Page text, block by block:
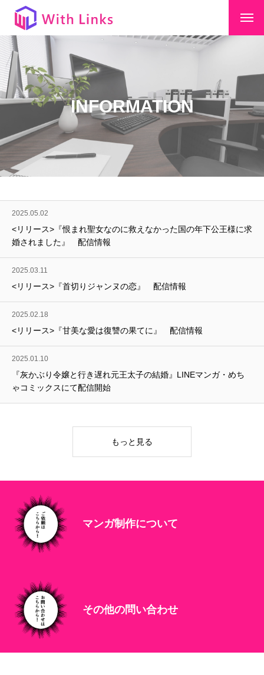
HOME
ABOUT US
CONTACT
INFORMATION
2025.05.02
<リリース>『恨まれ聖女なのに救えなかった国の年下公王様に求
婚されました』 配信情報
2025.03.11
<リリース>『首切りジャンヌの恋』 配信情報
2025.02.18
<リリース>『甘美な愛は復讐の果てに』 配信情報
2025.01.10
『灰かぶり令嬢と行き遅れ元王太子の結婚』LINEマンガ・めち
ゃコミックスにて配信開始
もっと見る
マンガ制作について
その他の問い合わせ